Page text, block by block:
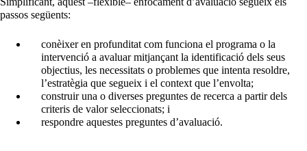
passos següents:
conèixer en profunditat com funciona el programa o la
intervenció a avaluar mitjançant la identificació dels seus
objectius, les necessitats o problemes que intenta resoldre,
l’estratègia que segueix i el context que l’envolta;
construir una o diverses preguntes de recerca a partir dels
criteris de valor seleccionats; i
respondre aquestes preguntes d’avaluació.